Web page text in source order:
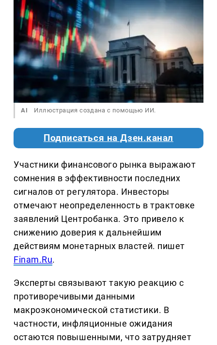
AI Иллюстрация создана с помощью ИИ.
Подписаться на Дзен.канал
Участники финансового рынка выражают
сомнения в эффективности последних
сигналов от регулятора. Инвесторы
отмечают неопределенность в трактовке
заявлений Центробанка. Это привело к
снижению доверия к дальнейшим
действиям монетарных властей. пишет
Finam.Ru.
Эксперты связывают такую реакцию с
противоречивыми данными
макроэкономической статистики. В
частности, инфляционные ожидания
остаются повышенными, что затрудняет